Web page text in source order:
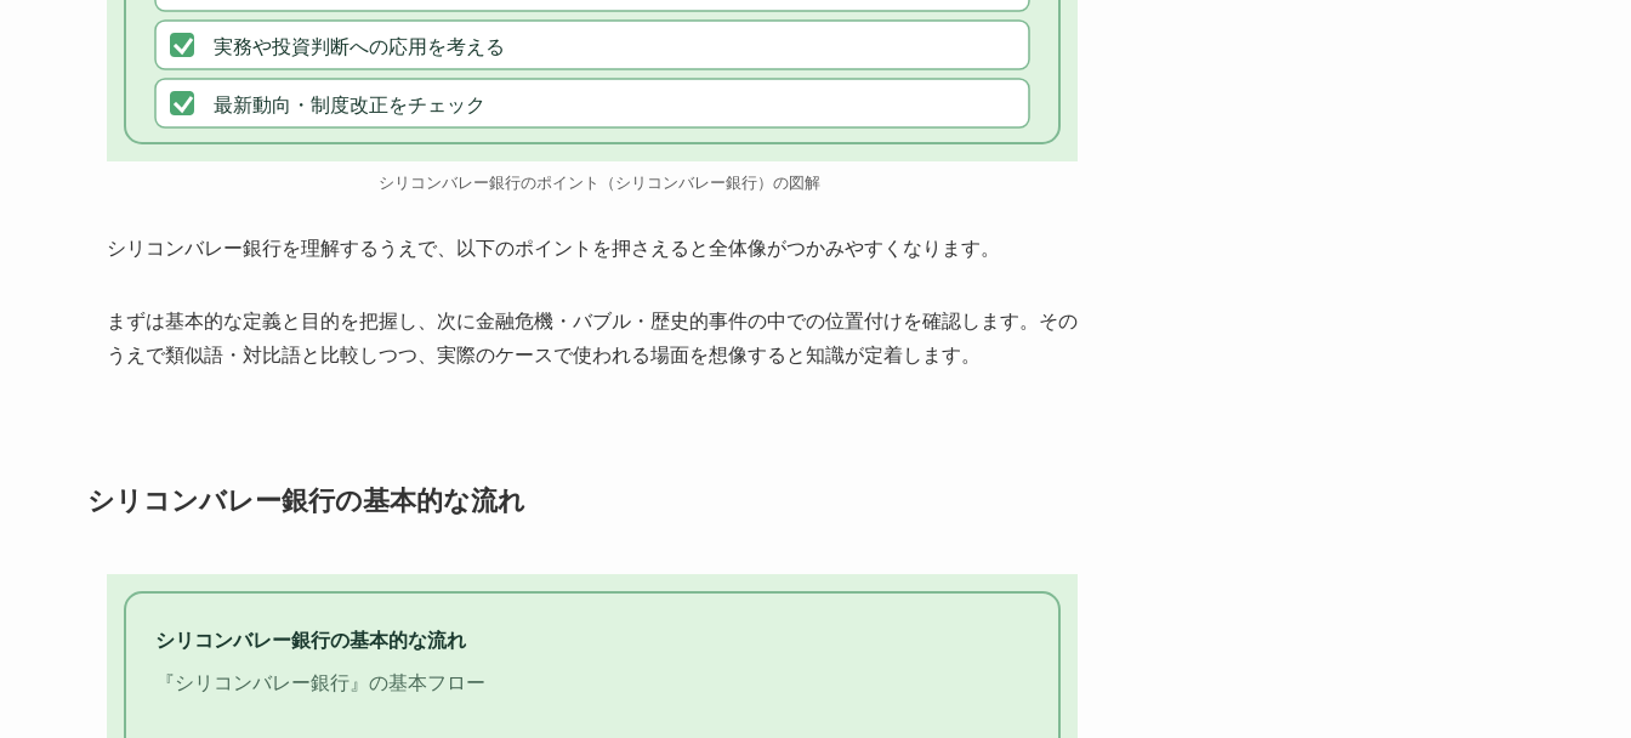
実務や投資判断への応用を考える
最新動向・制度改正をチェック
シリコンバレー銀行のポイント（シリコンバレー銀行）の図解
シリコンバレー銀行を理解するうえで、以下のポイントを押さえると全体像がつかみやすくなります。
まずは基本的な定義と目的を把握し、次に金融危機・バブル・歴史的事件の中での位置付けを確認します。その
うえで類似語・対比語と比較しつつ、実際のケースで使われる場面を想像すると知識が定着します。
シリコンバレー銀行の基本的な流れ
シリコンバレー銀行の基本的な流れ
『シリコンバレー銀行』の基本フロー